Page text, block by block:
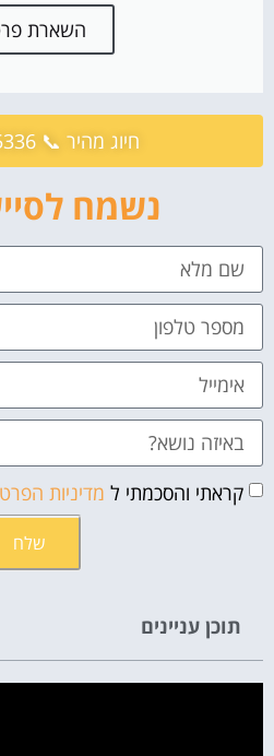
השארת
חיוג מהיר 📞 073-7755336
נשמח
קראתי והסכמתי ל מדיניות
שלח
תוכן עניינים